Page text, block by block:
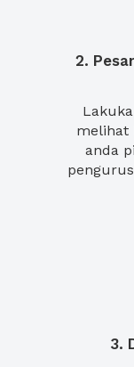
2.
melihat
anda
3.